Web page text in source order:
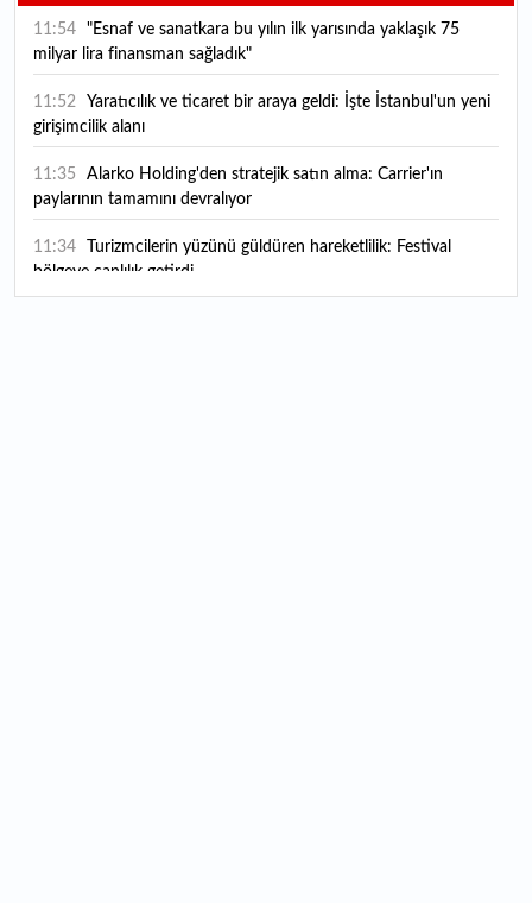
11:54
milyar lira finansman sağladık"
11:52
girişimcilik alanı
11:35
paylarının tamamını devralıyor
11:34
bölgeye canlılık getirdi